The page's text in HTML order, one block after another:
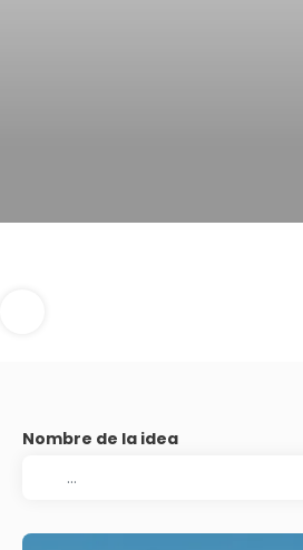
Nombre de la idea